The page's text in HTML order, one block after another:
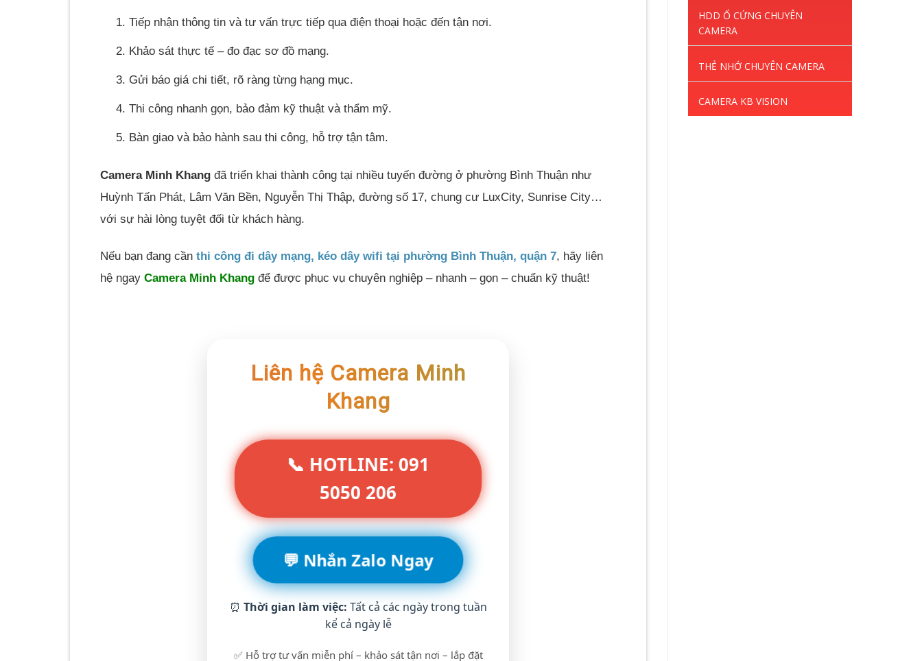
Tiếp nhận thông tin và tư vấn trực tiếp qua điện thoại hoặc đến tận nơi.
Khảo sát thực tế – đo đạc sơ đồ mạng.
Gửi báo giá chi tiết, rõ ràng từng hạng mục.
Thi công nhanh gọn, bảo đảm kỹ thuật và thẩm mỹ.
Bàn giao và bảo hành sau thi công, hỗ trợ tận tâm.
Camera Minh Khang đã triển khai thành công tại nhiều tuyến đường ở phường Bình Thuận như
Huỳnh Tấn Phát, Lâm Văn Bền, Nguyễn Thị Thập, đường số 17, chung cư LuxCity, Sunrise City…
với sự hài lòng tuyệt đối từ khách hàng.
Nếu bạn đang cần thi công đi dây mạng, kéo dây wifi tại phường Bình Thuận, quận 7, hãy liên
hệ ngay Camera Minh Khang để được phục vụ chuyên nghiệp – nhanh – gọn – chuẩn kỹ thuật!
Liên hệ Camera Minh
Khang
📞 HOTLINE: 091
5050 206
💬 Nhắn Zalo Ngay
⏰ Thời gian làm việc: Tất cả các ngày trong tuần
kể cả ngày lễ
✅ Hỗ trợ tư vấn miễn phí – khảo sát tận nơi – lắp đặt
HDD Ổ CỨNG CHUYÊN
CAMERA
THẺ NHỚ CHUYÊN CAMERA
CAMERA KB VISION